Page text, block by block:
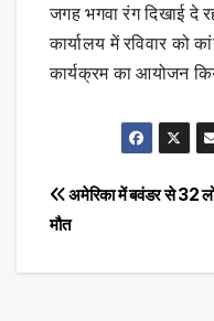
जगह भगवा रंग दिखाई दे
कार्यालय में रविवार को
कार्यक्रम का आयोजन
Post
अमेरिका में बवंडर से 32
मौत